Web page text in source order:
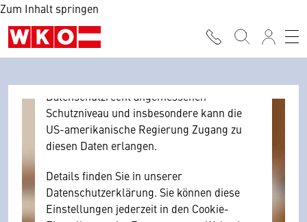
Zum Inhalt springen
Browser personenbezogene technische
Daten zu Geräten und Nutzerverhalten
mitunter mit US-amerikanischen Anbietern
Datenschutzrecht angemessenen
Schutzniveau und insbesondere kann die
US-amerikanische Regierung Zugang zu
diesen Daten erlangen.
Details finden Sie in unserer
Datenschutzerklärung. Sie können diese
Einstellungen jederzeit in den Cookie-